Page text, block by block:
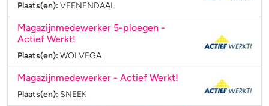
Plaats(en): VEENENDAAL
Magazijnmedewerker 5-ploegen -
Actief Werkt!
Plaats(en): WOLVEGA
Magazijnmedewerker - Actief Werkt!
Plaats(en): SNEEK